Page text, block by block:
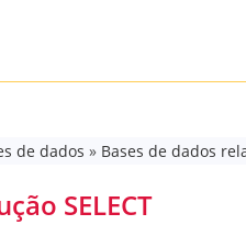
de dados » Bases de dados
SELECT